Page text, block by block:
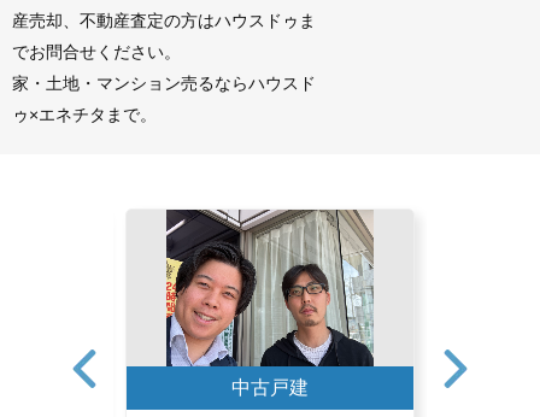
産売却、不動産査定の方はハウスドゥま
でお問合せください。
家・土地・マンション売るならハウスド
ゥ×エネチタまで。
中古戸建